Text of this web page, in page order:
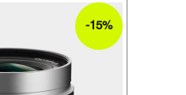
-15%